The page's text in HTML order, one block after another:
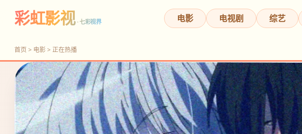
彩虹影视· 七彩视界 电影 电视剧 综艺
首页 > 电影 > 正在热播